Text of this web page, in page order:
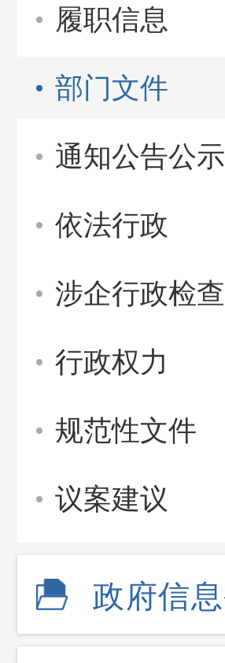
履职信息
部门文件
通知公告公示
依法行政
涉企行政检
行政权力
规范性文件
议案建议
政府信